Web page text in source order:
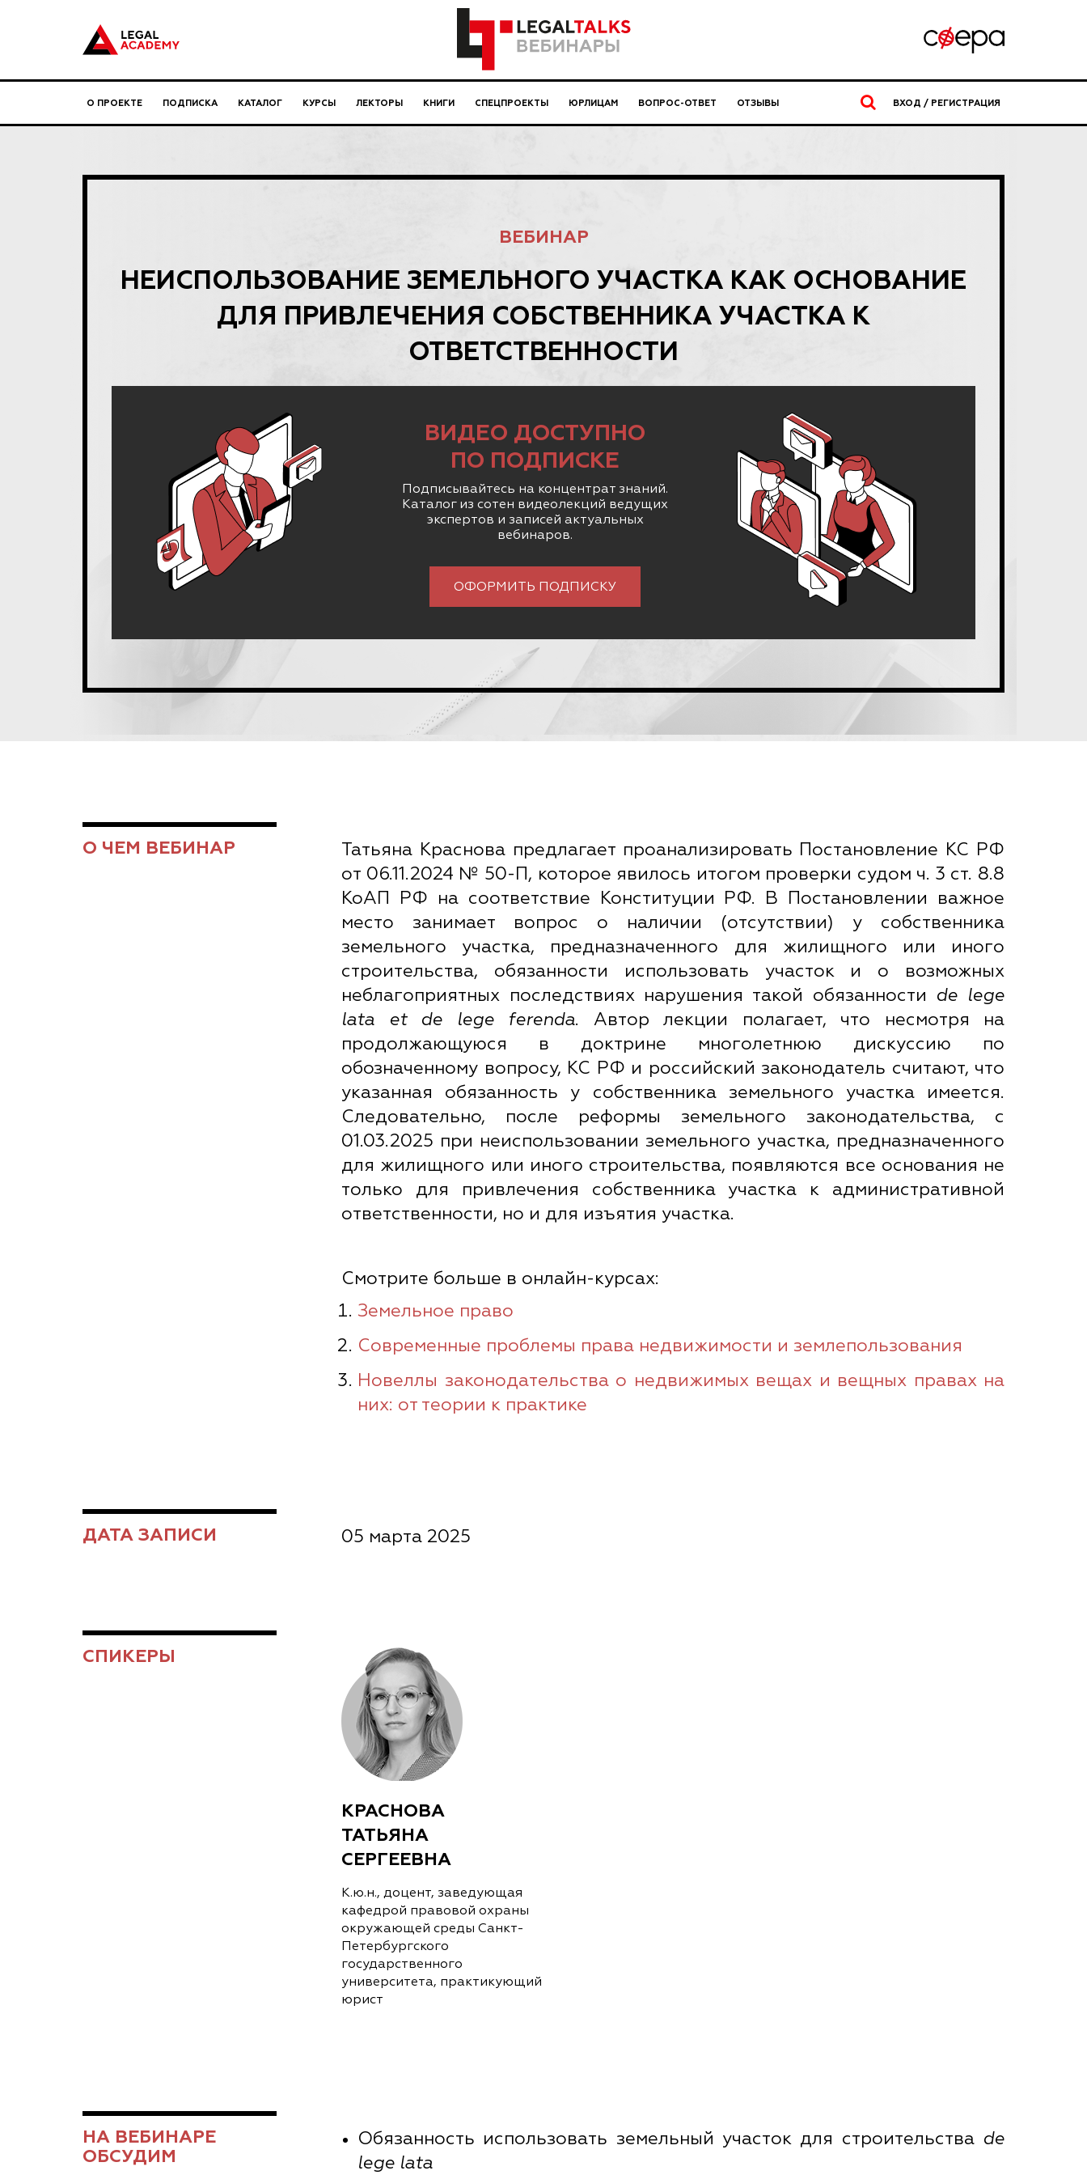
О ПРОЕКТЕ ПОДПИСКА КАТАЛОГ КУРСЫ ЛЕКТОРЫ КНИГИ СПЕЦПРОЕКТЫ ЮРЛИЦАМ ВОПРОС-ОТВЕТ ОТЗЫВЫ ВХОД / РЕГИСТРАЦИЯ
ВЕБИНАР
НЕИСПОЛЬЗОВАНИЕ ЗЕМЕЛЬНОГО УЧАСТКА КАК ОСНОВАНИЕ
ДЛЯ ПРИВЛЕЧЕНИЯ СОБСТВЕННИКА УЧАСТКА К
ОТВЕТСТВЕННОСТИ
ВИДЕО ДОСТУПНО
ПО ПОДПИСКЕ
Подписывайтесь на концентрат знаний.
Каталог из сотен видеолекций ведущих
экспертов и записей актуальных
вебинаров.
ОФОРМИТЬ ПОДПИСКУ
О ЧЕМ ВЕБИНАР
Татьяна Краснова предлагает проанализировать Постановление КС РФ
от 06.11.2024 № 50-П, которое явилось итогом проверки судом ч. 3 ст. 8.8
КоАП РФ на соответствие Конституции РФ. В Постановлении важное
место занимает вопрос о наличии (отсутствии) у собственника
земельного участка, предназначенного для жилищного или иного
строительства, обязанности использовать участок и о возможных
неблагоприятных последствиях нарушения такой обязанности de
lege
lata
et de lege ferenda. Автор лекции полагает, что несмотря на
продолжающуюся в доктрине многолетнюю дискуссию по
обозначенному вопросу, КС РФ и российский законодатель считают, что
указанная обязанность у собственника земельного участка имеется.
Следовательно, после реформы земельного законодательства, с
01.03.2025 при неиспользовании земельного участка, предназначенного
для жилищного или иного строительства, появляются все основания не
только для привлечения собственника участка к административной
ответственности, но и для изъятия участка.
Смотрите больше в онлайн-курсах:
Земельное право
Современные проблемы права недвижимости и землепользования
Новеллы законодательства о недвижимых вещах и вещных правах на
них: от теории к практике
ДАТА ЗАПИСИ 05 марта 2025
СПИКЕРЫ
КРАСНОВА
ТАТЬЯНА
СЕРГЕЕВНА
К.ю.н., доцент, заведующая
кафедрой правовой охраны
окружающей среды Санкт-
Петербургского
государственного
университета, практикующий
юрист
НА ВЕБИНАРЕ
ОБСУДИМ
Обязанность использовать земельный участок для строительства de
lege lata